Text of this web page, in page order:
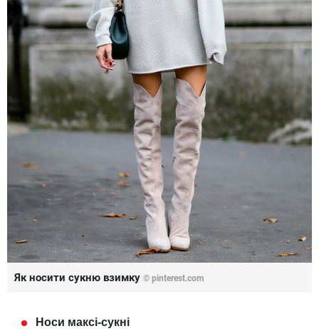
Як носити сукню взимку © pinterest.com
Носи максі-сукні